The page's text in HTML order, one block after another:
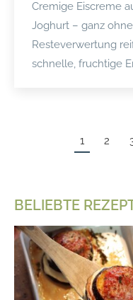
Cremige Eiscreme
Joghurt – ganz
Resteverwertung
schnelle, fruchtige
1 2
BELIEBTE